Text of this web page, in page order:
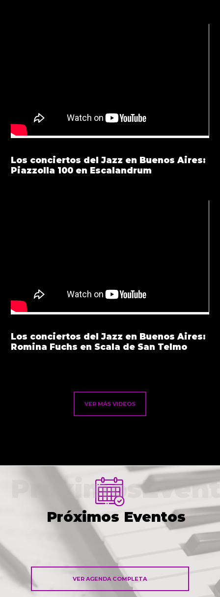
Los conciertos del Jazz en Buenos Aires:
Piazzolla 100 en Escalandrum
Los conciertos del Jazz en Buenos Aires:
Romina Fuchs en Scala de San Telmo
VER MÁS VIDEOS
Próximos Eventos
VER AGENDA COMPLETA